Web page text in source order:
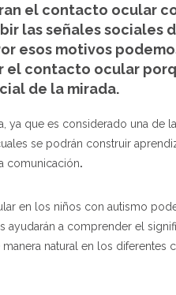
el contacto ocular
las señales sociales
esos motivos
el contacto ocular
de la mirada.
ya que es considerado una de
se podrán construir
comunicación.
en los niños con autismo
ayudarán a comprender el
natural en los diferentes